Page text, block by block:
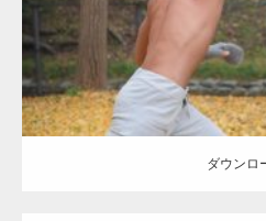
ダウンロード
ダウンロ